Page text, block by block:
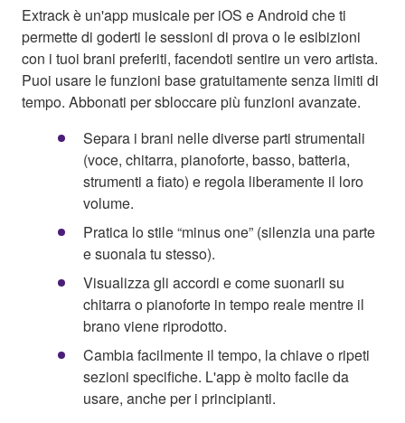
Extrack è un'app musicale per iOS e Android che ti
permette di goderti le sessioni di prova o le esibizioni
con i tuoi brani preferiti, facendoti sentire un vero artista.
Puoi usare le funzioni base gratuitamente senza limiti di
tempo. Abbonati per sbloccare più funzioni avanzate.
Separa i brani nelle diverse parti strumentali
(voce, chitarra, pianoforte, basso, batteria,
strumenti a fiato) e regola liberamente il loro
volume.
Pratica lo stile “minus one” (silenzia una parte
e suonala tu stesso).
Visualizza gli accordi e come suonarli su
chitarra o pianoforte in tempo reale mentre il
brano viene riprodotto.
Cambia facilmente il tempo, la chiave o ripeti
sezioni specifiche. L'app è molto facile da
usare, anche per i principianti.